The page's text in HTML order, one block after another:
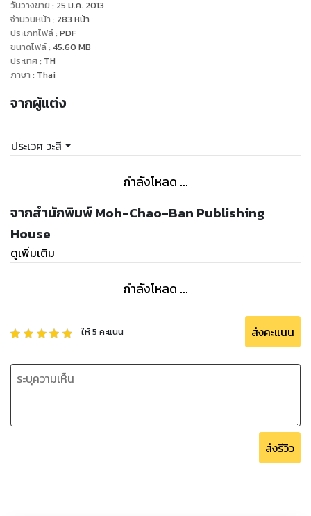
วันวางขาย : 25 ม.ค. 2013
จำนวนหน้า : 283 หน้า
ประเภทไฟล์: PDF
ขนาดไฟล์: 45.60 MB
ประเทศ: TH
ภาษา : Thai
จากผู้แต่ง
ประเวศ วะสี
กำลังโหลด ...
จากสำนักพิมพ์ Moh-Chao-Ban Publishing
House
ดูเพิ่มเติม
กำลังโหลด ...
ให้5 คะแนน ส่งคะแนน
ส่งรีวิว